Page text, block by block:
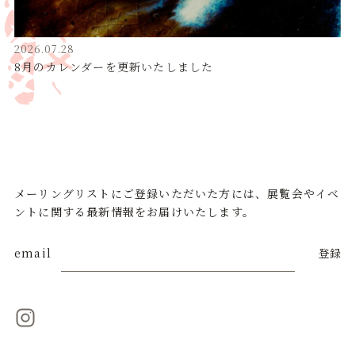
2026.07.28
8月のカレンダーを更新いたしました
メーリングリストにご登録いただいた方には、展覧会やイベ
ントに関する最新情報をお届けいたします。
email 登録